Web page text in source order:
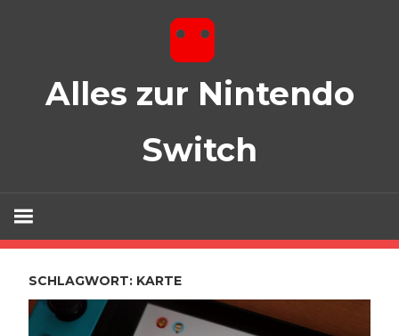
Alles zur Nintendo
Switch
SCHLAGWORT: KARTE